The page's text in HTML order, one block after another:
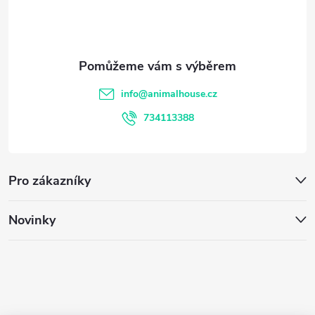
Pro zákazníky
Novinky
info@animalhouse.cz
734113388